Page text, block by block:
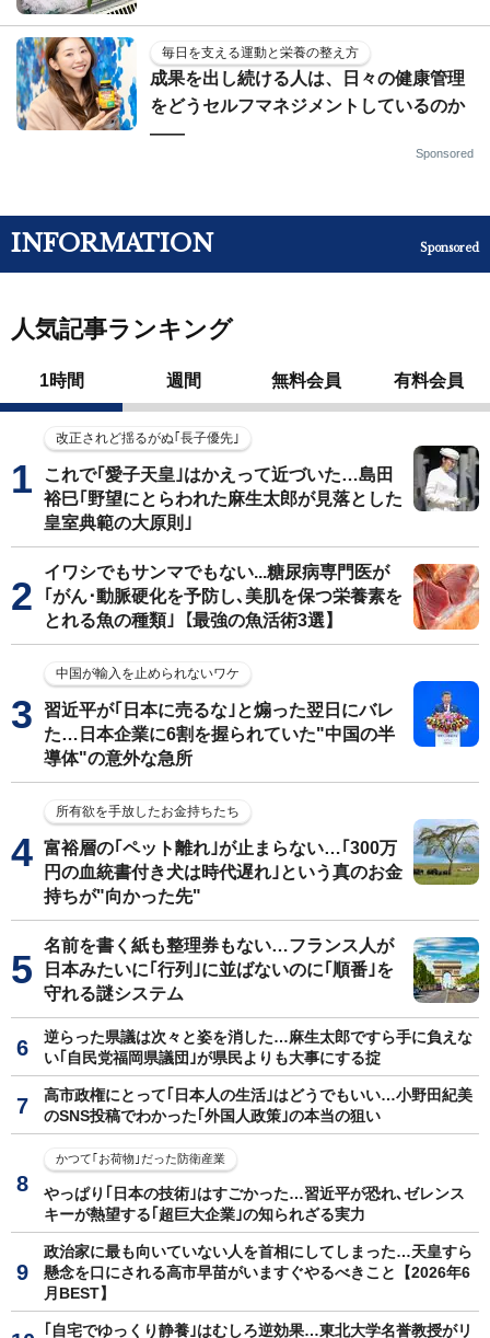
毎日を支える運動と栄養の整え方
成果を出し続ける人は、日々の健康管理
をどうセルフマネジメントしているのか
——
Sponsored
INFORMATION Sponsored
人気記事ランキング
1時間 週間 無料会員 有料会員
改正されど揺るがぬ｢長子優先｣
これで｢愛子天皇｣はかえって近づいた…島田
裕巳｢野望にとらわれた麻生太郎が見落とした
皇室典範の大原則｣
イワシでもサンマでもない...糖尿病専門医が
｢がん･動脈硬化を予防し､美肌を保つ栄養素を
とれる魚の種類｣【最強の魚活術3選】
中国が輸入を止められないワケ
習近平が｢日本に売るな｣と煽った翌日にバレ
た…日本企業に6割を握られていた"中国の半
導体"の意外な急所
所有欲を手放したお金持ちたち
富裕層の｢ペット離れ｣が止まらない…｢300万
円の血統書付き犬は時代遅れ｣という真のお金
持ちが"向かった先"
名前を書く紙も整理券もない…フランス人が
日本みたいに｢行列｣に並ばないのに｢順番｣を
守れる謎システム
逆らった県議は次々と姿を消した…麻生太郎ですら手に負えな
い｢自民党福岡県議団｣が県民よりも大事にする掟
高市政権にとって｢日本人の生活｣はどうでもいい…小野田紀美
のSNS投稿でわかった｢外国人政策｣の本当の狙い
かつて｢お荷物｣だった防衛産業
やっぱり｢日本の技術｣はすごかった…習近平が恐れ､ゼレンス
キーが熱望する｢超巨大企業｣の知られざる実力
政治家に最も向いていない人を首相にしてしまった…天皇すら
懸念を口にされる高市早苗がいますぐやるべきこと【2026年6
月BEST】
｢自宅でゆっくり静養｣はむしろ逆効果…東北大学名誉教授がリ